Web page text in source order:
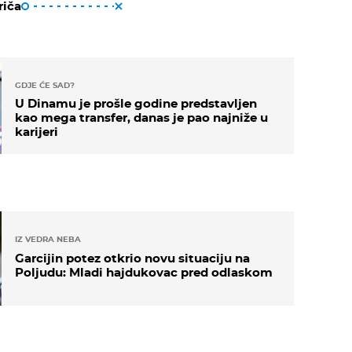
GDJE ĆE SAD?
U Dinamu je prošle godine predstavljen
kao mega transfer, danas je pao najniže u
karijeri
IZ VEDRA NEBA
Garcijin potez otkrio novu situaciju na
Poljudu: Mladi hajdukovac pred odlaskom